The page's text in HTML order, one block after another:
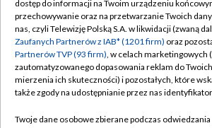
Abonament TVP
Emisja w TVP
Centrum informacji TVP
Naziemna Telewizja Cyfrowa
Regulamin TVP
Polityka
Moje zgody
Pomoc
dostęp do informacji na Twoim urządzeniu
przechowywanie oraz na przetwarzanie Twoich
nas, czyli Telewizję Polską S.A. w likwidacji (zwaną
Zaufanych Partnerów z IAB* (1201 firm) oraz
Partnerów TVP (93 firm), w celach marketingowych
zautomatyzowanego dopasowania reklam do
mierzenia ich skuteczności) i pozostałych, które
także zgody na udostępnianie przez nas
Twoje dane osobowe zbierane podczas